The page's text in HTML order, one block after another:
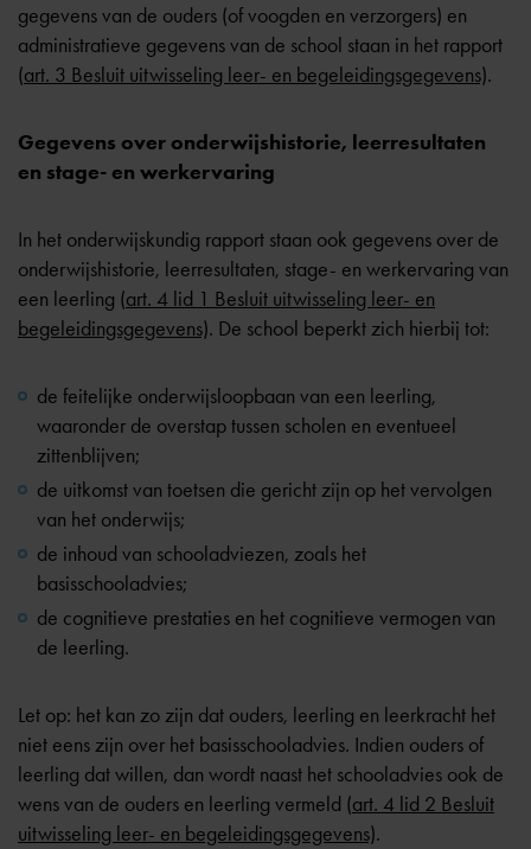
gegevens van de ouders (of voogden en verzorgers) en
administratieve gegevens van de school staan in het rapport
(art. 3 Besluit uitwisseling leer- en begeleidingsgegevens).
Gegevens over onderwijshistorie, leerresultaten
en stage- en werkervaring
In het onderwijskundig rapport staan ook gegevens over de
onderwijshistorie, leerresultaten, stage- en werkervaring van
een leerling (art. 4 lid 1 Besluit uitwisseling leer- en
begeleidingsgegevens). De school beperkt zich hierbij tot:
de feitelijke onderwijsloopbaan van een leerling,
waaronder de overstap tussen scholen en eventueel
zittenblijven;
de uitkomst van toetsen die gericht zijn op het vervolgen
van het onderwijs;
de inhoud van schooladviezen, zoals het
basisschooladvies;
de cognitieve prestaties en het cognitieve vermogen van
de leerling.
Let op: het kan zo zijn dat ouders, leerling en leerkracht het
niet eens zijn over het basisschooladvies. Indien ouders of
leerling dat willen, dan wordt naast het schooladvies ook de
wens van de ouders en leerling vermeld (art. 4 lid 2 Besluit
uitwisseling leer- en begeleidingsgegevens).